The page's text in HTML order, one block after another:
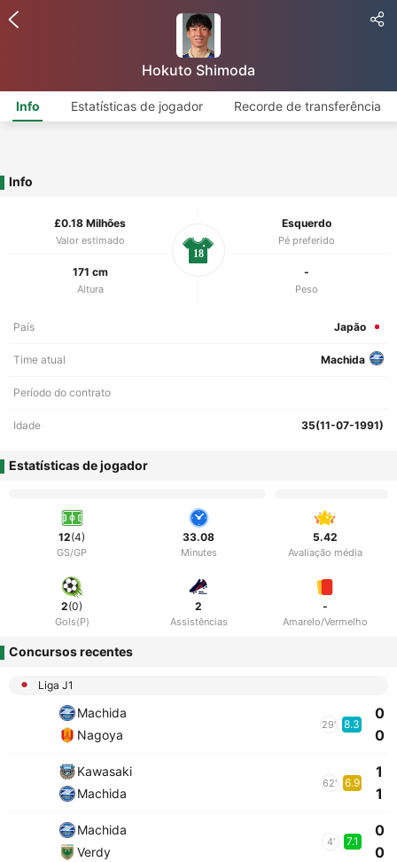
Hokuto Shimoda
Info Estatísticas de jogador Recorde de transferência
Info
£0.18 Milhões
Valor estimado
Esquerdo
Pé preferido
171 cm
Altura
-
Peso
18
País Japão
Time atual Machida
Período do contrato
Idade 35(11-07-1991)
Estatísticas de jogador
12(4)
GS/GP
33.08
Minutes
5.42
Avaliação média
2(0)
Gols(P)
2
Assistências
-
Amarelo/Vermelho
Concursos recentes
Liga J1
Machida
Nagoya
29' 8.3
0
0
Kawasaki
Machida
62' 6.9
1
1
Machida
Verdy
4' 7.1
0
0